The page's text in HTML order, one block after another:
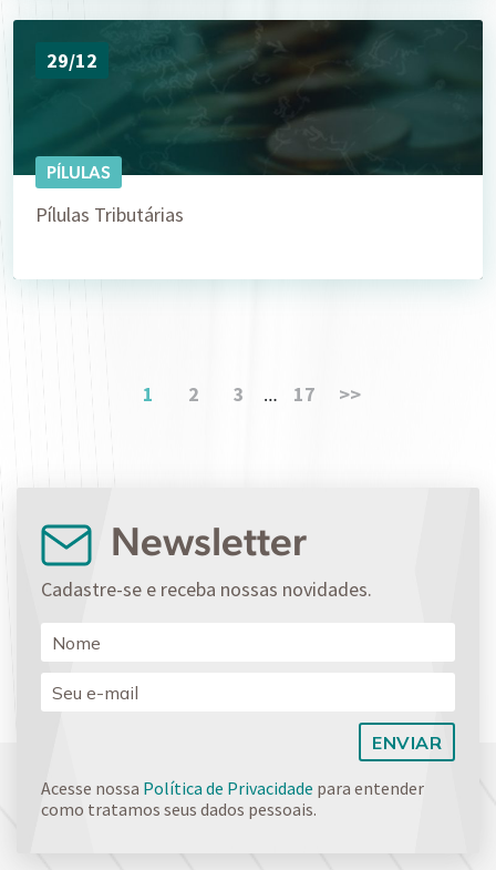
29/12
PÍLULAS
Pílulas Tributárias
1 2 3 … 17 >>
Newsletter
Cadastre-se e receba nossas novidades.
Acesse nossa Política de Privacidade para entender
como tratamos seus dados pessoais.